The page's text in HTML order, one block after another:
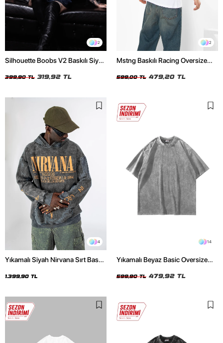
2
Silhouette Boobs V2 Baskılı Siyah
399,90 TL 319,92 TL
2
Mstng Baskılı Racing Oversize
599,00 TL 479,20 TL
4
Yıkamalı Siyah Nirvana Sırt Baskılı
1.399,90 TL
14
Yıkamalı Beyaz Basic Oversize
599,90 TL 479,92 TL